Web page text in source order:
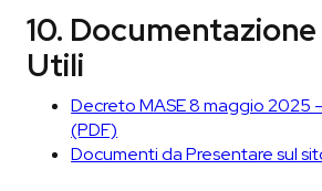
10.
Utili
Decreto MASE 8 maggio 2025
(PDF)
Documenti da Presentare sul